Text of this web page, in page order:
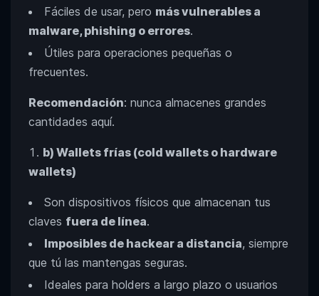
Fáciles de usar, pero más vulnerables a
malware, phishing o errores.
Útiles para operaciones pequeñas o
frecuentes.
Recomendación: nunca almacenes grandes
cantidades aquí.
b) Wallets frías (cold wallets o hardware
wallets)
Son dispositivos físicos que almacenan tus
claves fuera de línea.
Imposibles de hackear a distancia, siempre
que tú las mantengas seguras.
Ideales para holders a largo plazo o usuarios